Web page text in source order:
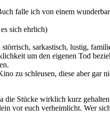
falle ich von einem
sich ehrlich)
sarkastisch, lustig,
um den eigenen Tod
zu schleusen, diese aber gar
Stücke wirklich kurz
vor euch verheimlicht. Wer